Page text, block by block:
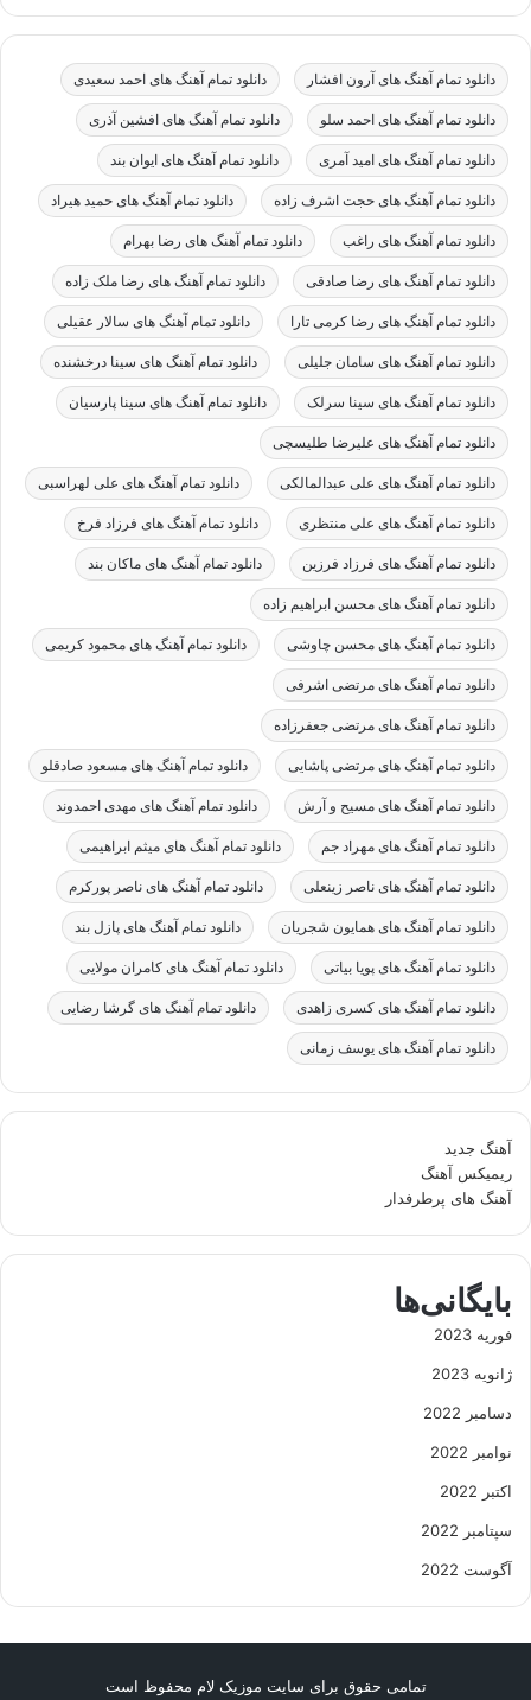
دانلود تمام آهنگ های آرون افشار دانلود تمام آهنگ های احمد سعیدی
دانلود تمام آهنگ های احمد سلو دانلود تمام آهنگ های افشین آذری
دانلود تمام آهنگ های امید آمری دانلود تمام آهنگ های ایوان بند
دانلود تمام آهنگ های حجت اشرف زاده دانلود تمام آهنگ های حمید هیراد
دانلود تمام آهنگ های راغب دانلود تمام آهنگ های رضا بهرام
دانلود تمام آهنگ های رضا صادقی دانلود تمام آهنگ های رضا ملک زاده
دانلود تمام آهنگ های رضا کرمی تارا دانلود تمام آهنگ های سالار عقیلی
دانلود تمام آهنگ های سامان جلیلی دانلود تمام آهنگ های سینا درخشنده
دانلود تمام آهنگ های سینا سرلک دانلود تمام آهنگ های سینا پارسیان
دانلود تمام آهنگ های علیرضا طلیسچی
دانلود تمام آهنگ های علی عبدالمالکی دانلود تمام آهنگ های علی لهراسبی
دانلود تمام آهنگ های علی منتظری دانلود تمام آهنگ های فرزاد فرخ
دانلود تمام آهنگ های فرزاد فرزین دانلود تمام آهنگ های ماکان بند
دانلود تمام آهنگ های محسن ابراهیم زاده
دانلود تمام آهنگ های محسن چاوشی دانلود تمام آهنگ های محمود کریمی
دانلود تمام آهنگ های مرتضی اشرفی
دانلود تمام آهنگ های مرتضی جعفرزاده
دانلود تمام آهنگ های مرتضی پاشایی دانلود تمام آهنگ های مسعود صادقلو
دانلود تمام آهنگ های مسیح و آرش دانلود تمام آهنگ های مهدی احمدوند
دانلود تمام آهنگ های مهراد جم دانلود تمام آهنگ های میثم ابراهیمی
دانلود تمام آهنگ های ناصر زینعلی دانلود تمام آهنگ های ناصر پورکرم
دانلود تمام آهنگ های همایون شجریان دانلود تمام آهنگ های پازل بند
دانلود تمام آهنگ های پویا بیاتی دانلود تمام آهنگ های کامران مولایی
دانلود تمام آهنگ های کسری زاهدی دانلود تمام آهنگ های گرشا رضایی
دانلود تمام آهنگ های یوسف زمانی
آهنگ جدید
ریمیکس آهنگ
آهنگ های پرطرفدار
بایگانی‌ها
فوریه 2023
ژانویه 2023
دسامبر 2022
نوامبر 2022
اکتبر 2022
سپتامبر 2022
آگوست 2022
تمامی حقوق برای سایت موزیک لام محفوظ است